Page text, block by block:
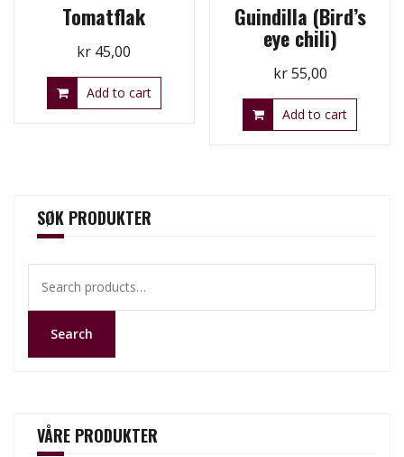
Tomatflak
kr 45,00
Add to cart
Guindilla (Bird’s
eye chili)
kr55,00
Add to cart
SØK PRODUKTER
for:
Search
VÅRE PRODUKTER